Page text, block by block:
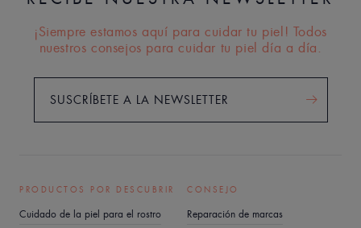
¡Siempre estamos aquí para cuidar tu piel! Todos
nuestros consejos para cuidar tu piel día a día.
SUSCRÍBETE A LA NEWSLETTER
PRODUCTOS POR DESCUBRIR
Cuidado de la piel para el rostro
CONSEJO
Reparación de marcas